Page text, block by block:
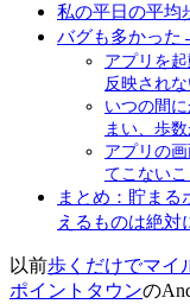
私の平日の平均
バグも多かっ
アプリを
反映され
いつの間
まい、歩
アプリの
てこない
まとめ：貯まる
えるものは絶対
以前歩くだけでマイ
ポイントタウンの